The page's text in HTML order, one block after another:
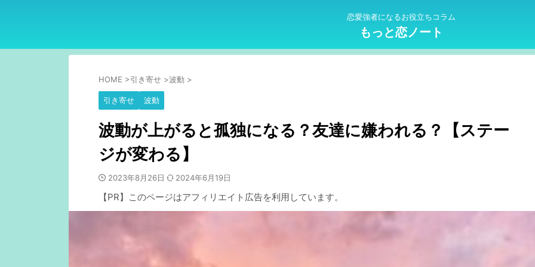
恋愛強者になるお役立ちコラム
もっと恋ノート
HOME >引き寄せ >波動 >
引き寄せ 波動
波動が上がると孤独になる？友達に嫌われる？【ステー
ジが変わる】
2023年8月26日 2024年6月19日
【PR】このページはアフィリエイト広告を利用しています。